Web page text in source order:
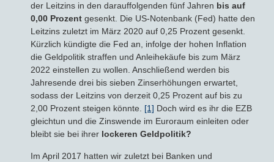
der Leitzins in den darauffolgenden fünf Jahren bis auf
0,00 Prozent gesenkt. Die US-Notenbank (Fed) hatte den
Leitzins zuletzt im März 2020 auf 0,25 Prozent gesenkt.
Kürzlich kündigte die Fed an, infolge der hohen Inflation
die Geldpolitik straffen und Anleihekäufe bis zum März
2022 einstellen zu wollen. Anschließend werden bis
Jahresende drei bis sieben Zinserhöhungen erwartet,
sodass der Leitzins von derzeit 0,25 Prozent auf bis zu
2,00 Prozent steigen könnte. [1] Doch wird es ihr die EZB
gleichtun und die Zinswende im Euroraum einleiten oder
bleibt sie bei ihrer lockeren Geldpolitik?
Im April 2017 hatten wir zuletzt bei Banken und